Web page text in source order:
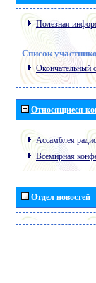
Полезная
Список
Окончательный
Относящиеся
Ассамблея
Всемирная
Отдел новостей